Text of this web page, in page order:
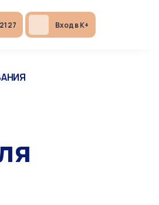
27 Вход в К+